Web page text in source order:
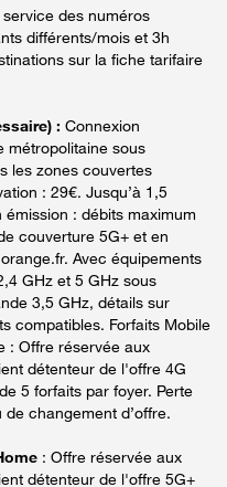
des numéros
différents/mois et 3h
sur la fiche tarifaire
: Connexion
métropolitaine sous
les zones couvertes
: 29€. Jusqu’à 1,5
: débits maximum
couverture 5G+ et en
Avec équipements
GHz et 5 GHz sous
3,5 GHz, détails sur
compatibles. Forfaits Mobile
: Offre réservée aux
détenteur de l'offre 4G
5 forfaits par foyer. Perte
changement d’offre.
: Offre réservée aux
détenteur de l'offre 5G+